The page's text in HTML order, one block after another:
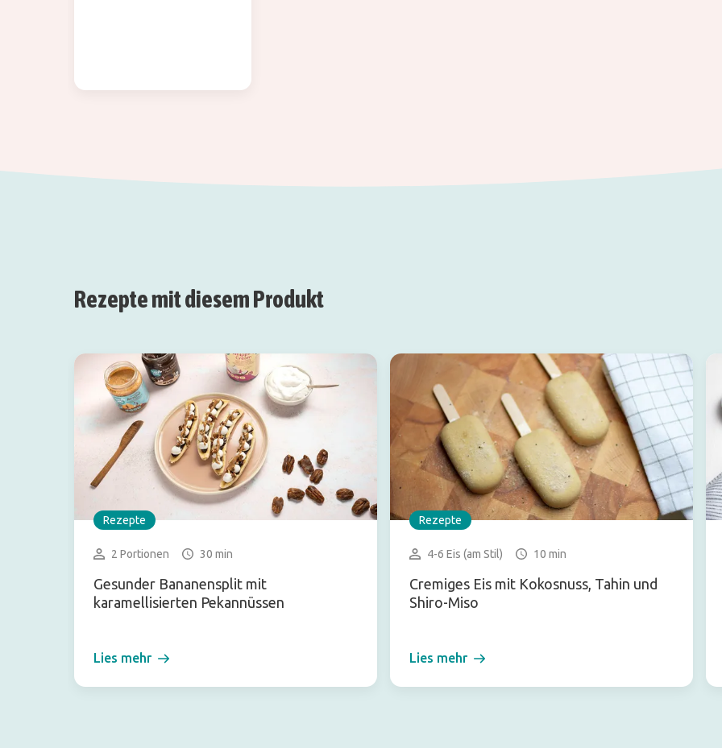
Rezepte mit diesem Produkt
Rezepte
2 Portionen 30 min
Gesunder Bananensplit mit
karamellisierten Pekannüssen
Lies mehr
Rezepte
4-6 Eis (am Stil) 10 min
Cremiges Eis mit Kokosnuss, Tahin und
Shiro-Miso
Lies mehr